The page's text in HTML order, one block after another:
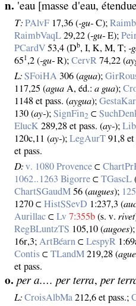
n. 'eau [masse d'eau,
T: PAlvF 17,36 (‑gu‑ C);
RaimbVaqL 29,22 (‑gu‑ E);
PCardV 53,4 (Db, I, K, M, T;
651 ,2 (‑gu‑ R);CervR 74,22 (
L: SFoiHA 306 (agua);
117,25 (agua A, éd.:a gua);
1148 et pass. (aygua);
130 (ay‑);SignFin2 ⊂
ElucK 289,28 et pass. (ay‑);
120c,11 (ay‑);LegAurT 91,8 et
et pass.
D: v. 1080 Provence ⊂
1062‥1263 Bigorre ⊂TGascL
ChartSGaudM 56 (augues);
1270 ⊂HistSSevD 1:237,3 (
Aurillac ⊂Lv 7:355b (s. v.rivet
RegBLuntzTS 105,10 (augoes
16r,3; ArtBéarn ⊂LespyR
Contis ⊂TLandM 219,28 (
et pass.
o. per a.… per terra, per
L: CroisAlbMa 212,6 et pass.;